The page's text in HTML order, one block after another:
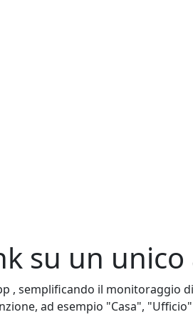
su un
, semplificando il monitoraggio
ad esempio "Casa", "Ufficio"